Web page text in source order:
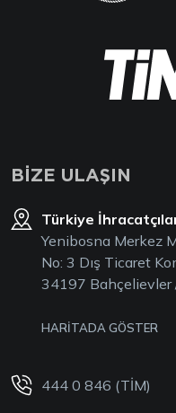
BİZE ULAŞIN
Türkiye
Yenibosna Merkez
No: 3 Dış Ticaret
34197 Bahçelievler
HARİTADA GÖSTER
444 0 846 (TİM)